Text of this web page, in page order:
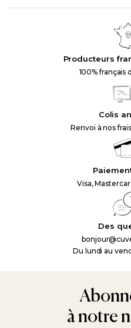
Producteurs
100% français
Colis
Renvoi à nos
Visa,
Des
Du lundi au
à notre